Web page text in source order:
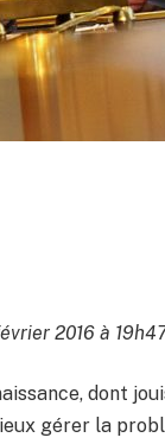
2016 à
dont
gérer la